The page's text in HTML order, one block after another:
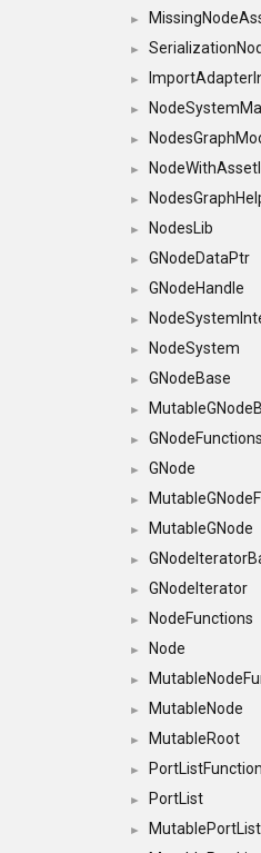
►
►
►
►
►
►
►
► NodesLib
► GNodeDataPtr
► GNodeHandle
►
► NodeSystem
► GNodeBase
►
► GNodeFunctions
► GNode
►
► MutableGNode
►
► GNodeIterator
► NodeFunctions
► Node
►
► MutableNode
► MutableRoot
►
► PortList
►